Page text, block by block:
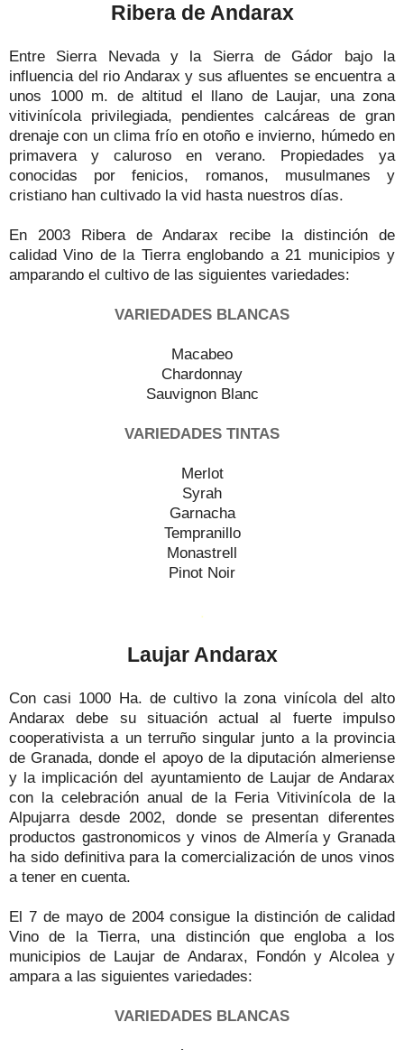
Ribera de Andarax
Entre Sierra Nevada y la Sierra de Gádor bajo la
influencia del rio Andarax y sus afluentes se encuentra a
unos 1000 m. de altitud el llano de Laujar, una zona
vitivinícola privilegiada, pendientes calcáreas de gran
drenaje con un clima frío en otoño e invierno, húmedo en
primavera y caluroso en verano. Propiedades ya
conocidas por fenicios, romanos, musulmanes y
cristiano han cultivado la vid hasta nuestros días.
En 2003 Ribera de Andarax recibe la distinción de
calidad Vino de la Tierra englobando a 21 municipios y
amparando el cultivo de las siguientes variedades:
VARIEDADES BLANCAS
Macabeo
Chardonnay
Sauvignon Blanc
VARIEDADES TINTAS
Merlot
Syrah
Garnacha
Tempranillo
Monastrell
Pinot Noir
.
Laujar Andarax
Con casi 1000 Ha. de cultivo la zona vinícola del alto
Andarax debe su situación actual al fuerte impulso
cooperativista a un terruño singular junto a la provincia
de Granada, donde el apoyo de la diputación almeriense
y la implicación del ayuntamiento de Laujar de Andarax
con la celebración anual de la Feria Vitivinícola de la
Alpujarra desde 2002, donde se presentan diferentes
productos gastronomicos y vinos de Almería y Granada
ha sido definitiva para la comercialización de unos vinos
a tener en cuenta.
El 7 de mayo de 2004 consigue la distinción de calidad
Vino de la Tierra, una distinción que engloba a los
municipios de Laujar de Andarax, Fondón y Alcolea y
ampara a las siguientes variedades:
VARIEDADES BLANCAS